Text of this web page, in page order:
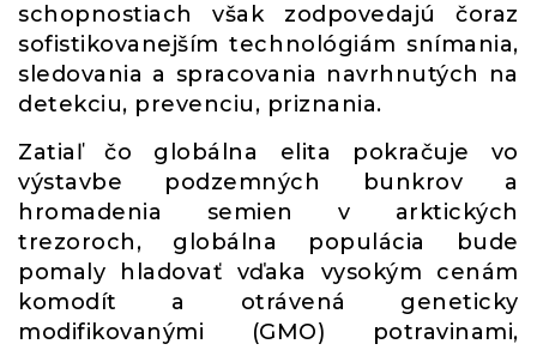
schopnostiach však zodpovedajú čoraz
sofistikovanejším technológiám snímania,
sledovania a spracovania navrhnutých na
detekciu, prevenciu, priznania.
Zatiaľ čo globálna elita pokračuje vo
výstavbe podzemných bunkrov a
hromadenia semien v arktických
trezoroch, globálna populácia bude
pomaly hladovať vďaka vysokým cenám
komodít a otrávená geneticky
modifikovanými (GMO) potravinami,